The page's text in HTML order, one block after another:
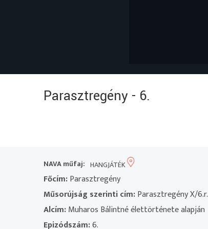
Parasztregény - 6.
NAVA műfaj: HANGJÁTÉK
Főcím:Parasztregény
Műsorújság szerinti cím:Parasztregény X/6.r.
Alcím:Muharos Bálintné élettörténete alapján
Epizódszám:6.